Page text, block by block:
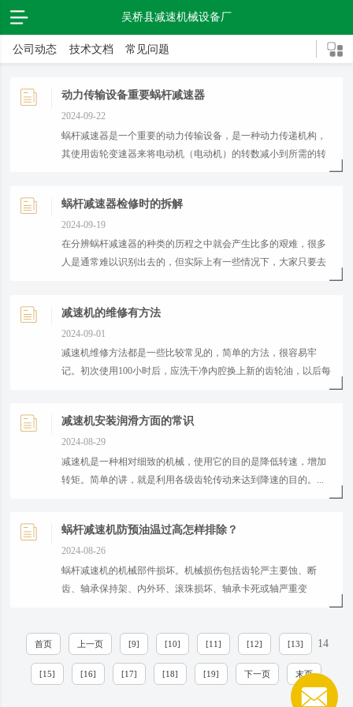
吴桥县减速机械设备厂
公司动态 技术文档 常见问题
动力传输设备重要蜗杆减速器
2024-09-22
​蜗杆减速器是一个重要的动力传输设备，是一种动力传递机构，
其使用齿轮变速器来将电动机（电动机）的转数减小到所需的转
蜗杆减速器检修时的拆解
2024-09-19
​在分辨蜗杆减速器的种类的历程之中就会产生比多的艰难，很多
人是通常难以识别出去的，但实际上有一些情况下，大家只要去
减速机的维修有方法
2024-09-01
​减速机维修方法都是一些比较常见的，简单的方法，很容易牢
记。初次使用100小时后，应洗干净内腔换上新的齿轮油，以后每
减速机安装润滑方面的常识
2024-08-29
​减速机是一种相对细致的机械，使用它的目的是降低转速，增加
转矩。简单的讲，就是利用各级齿轮传动来达到降速的目的。...
蜗杆减速机防预油温过高怎样排除？
2024-08-26
蜗杆减速机的机械部件损坏。机械损伤包括齿轮严主要蚀、断
齿、轴承保持架、内外环、滚珠损坏、轴承卡死或轴严重变
首页 上一页 [9] [10] [11] [12] [13] 14
[15] [16] [17] [18] [19] 下一页 末页